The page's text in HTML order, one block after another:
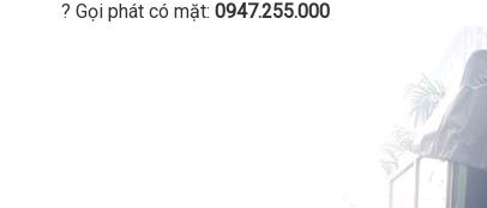
? Gọi phát có mặt: 0947.255.000